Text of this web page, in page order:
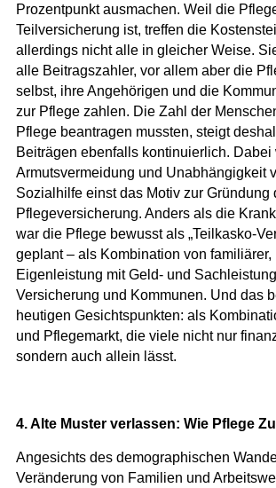
Prozentpunkt ausmachen. Weil die
Teilversicherung ist, treffen die
allerdings nicht alle in gleicher Weise.
alle Beitragszahler, vor allem aber die
selbst, ihre Angehörigen und die
zur Pflege zahlen. Die Zahl der
Pflege beantragen mussten, steigt
Beiträgen ebenfalls kontinuierlich. Dabei
Armutsvermeidung und Unabhängigkeit
Sozialhilfe einst das Motiv zur Gründung
Pflegeversicherung. Anders als die
war die Pflege bewusst als „Teilkasko-
geplant – als Kombination von familiärer,
Eigenleistung mit Geld- und
Versicherung und Kommunen. Und das
heutigen Gesichtspunkten: als
und Pflegemarkt, die viele nicht nur
sondern auch allein lässt.
4. Alte Muster verlassen: Wie Pflege
Angesichts des demographischen
Veränderung von Familien und